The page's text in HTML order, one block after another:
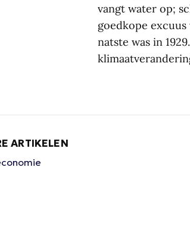
vangt water op;
goedkope
natste was in
ARTIKELEN